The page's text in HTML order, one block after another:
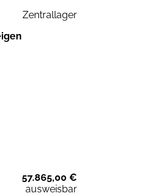
Zentrallager
57.865,00 €
ausweisbar